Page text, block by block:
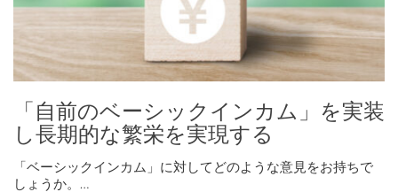
「自前のベーシックインカム」を実装
し長期的な繁栄を実現する
「ベーシックインカム」に対してどのような意見をお持ちで
しょうか。…